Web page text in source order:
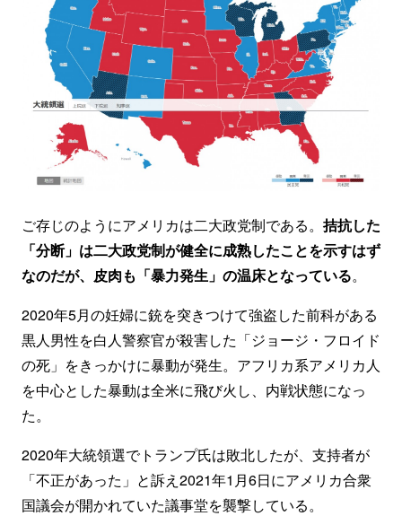
ご存じのようにアメリカは二大政党制である。 拮抗した
「分断」は二大政党制が健全に成熟したことを示すはず
なのだが、皮肉も「暴力発生」の温床となっている。
2020年5月の妊婦に銃を突きつけて強盗した前科がある
黒人男性を白人警察官が殺害した「ジョージ・フロイド
の死」をきっかけに暴動が発生。アフリカ系アメリカ人
を中心とした暴動は全米に飛び火し、内戦状態になっ
た。
2020年大統領選でトランプ氏は敗北したが、支持者が
「不正があった」と訴え2021年1月6日にアメリカ合衆
国議会が開かれていた議事堂を襲撃している。